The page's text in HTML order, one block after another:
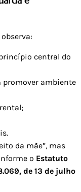
central do
promover ambiente
da mãe”, mas
o Estatuto
de 13 de julho